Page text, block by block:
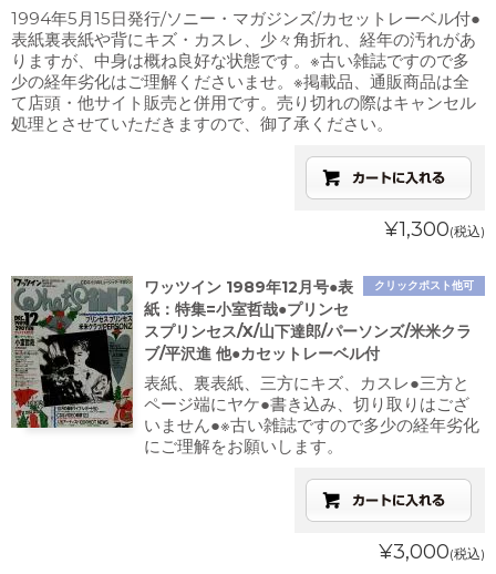
1994年5月15日発行/ソニー・マガジンズ/カセットレーベル付●
表紙裏表紙や背にキズ・カスレ、少々角折れ、経年の汚れがあ
りますが、中身は概ね良好な状態です。※古い雑誌ですので多
少の経年劣化はご理解くださいませ。※掲載品、通販商品は全
て店頭・他サイト販売と併用です。売り切れの際はキャンセル
処理とさせていただきますので、御了承ください。
¥1,300(税込)
クリックポスト他可
ワッツイン 1989年12月号●表
紙：特集=小室哲哉●プリンセ
スプリンセス/X/山下達郎/パーソンズ/米米クラ
ブ/平沢進 他●カセットレーベル付
表紙、裏表紙、三方にキズ、カスレ●三方と
ページ端にヤケ●書き込み、切り取りはござ
いません●※古い雑誌ですので多少の経年劣化
にご理解をお願いします。
¥3,000(税込)